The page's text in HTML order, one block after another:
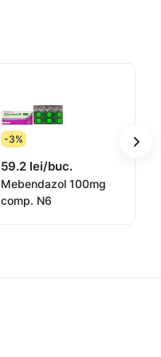
-3%
59.2 lei/buc.
Mebendazol 100mg
comp. N6